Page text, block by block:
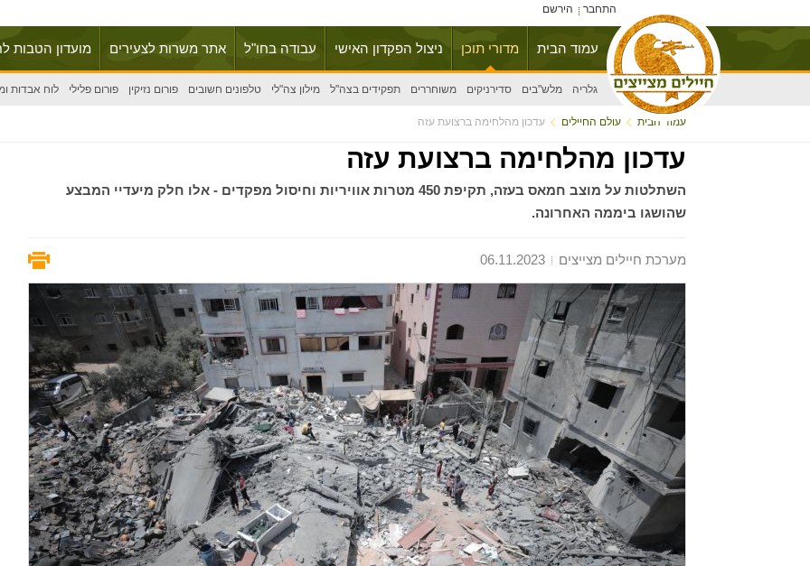
התחבר הירשם
עמוד הבית מדורי תוכן ניצול הפקדון האישי עבודה בחו"ל אתר משרות לצעירים מועדון הטבות
גלריה מלש"בים סדירניקים משוחררים תפקידים בצה"ל מילון צה"לי טלפונים חשובים פורום נזיקין פורום פלילי לוח אבדות
עמוד הבית עולם החיילים עדכון מהלחימה ברצועת עזה
עדכון מהלחימה ברצועת עזה
השתלטות על מוצב חמאס בעזה, תקיפת 450 מטרות אוויריות וחיסול מפקדים - אלו חלק מיעדיי המבצע
שהושגו ביממה האחרונה.
מערכת חיילים מצייצים